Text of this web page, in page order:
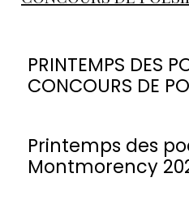
PRINTEMPS DES
CONCOURS DE
Printemps des
Montmorency